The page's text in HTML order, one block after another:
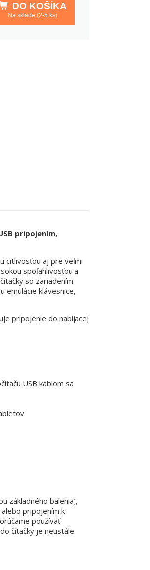
DO KOŠÍKA
Na sklade (2-5 ks)
pripojením,
citlivosťou aj pre veľmi
spoľahlivosťou a
so zariadením
emulácie klávesnice,
pripojenie do nabíjacej
USB káblom sa
základného balenia),
alebo pripojením k
používať
čítačky je neustále